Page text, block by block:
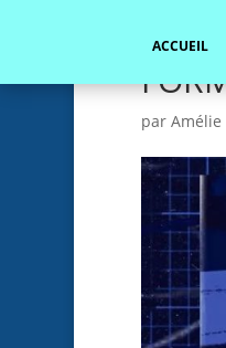
ACCUEIL
par Amélie